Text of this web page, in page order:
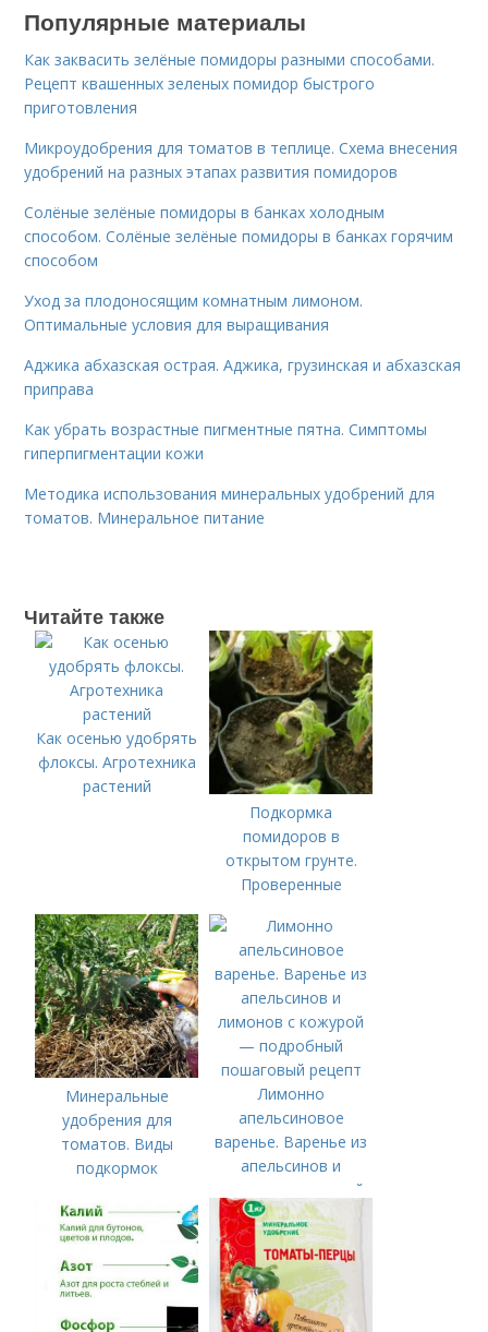
Популярные материалы
Как заквасить зелёные помидоры разными способами.
Рецепт квашенных зеленых помидор быстрого
приготовления
Микроудобрения для томатов в теплице. Схема внесения
удобрений на разных этапах развития помидоров
Солёные зелёные помидоры в банках холодным
способом. Солёные зелёные помидоры в банках горячим
способом
Уход за плодоносящим комнатным лимоном.
Оптимальные условия для выращивания
Аджика абхазская острая. Аджика, грузинская и абхазская
приправа
Как убрать возрастные пигментные пятна. Симптомы
гиперпигментации кожи
Методика использования минеральных удобрений для
томатов. Минеральное питание
Читайте также
Как осенью удобрять
флоксы. Агротехника
растений
Подкормка
помидоров в
открытом грунте.
Проверенные
минеральные
удобрения
Минеральные
удобрения для
томатов. Виды
подкормок
Лимонно
апельсиновое
варенье. Варенье из
апельсинов и
лимонов с кожурой
— подробный
пошаговый рецепт